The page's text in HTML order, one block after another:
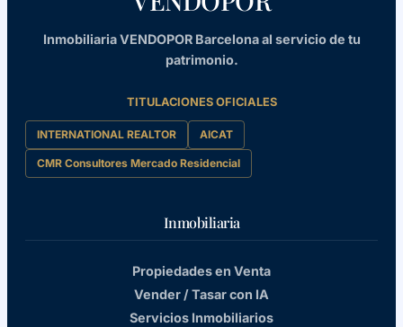
Inmobiliaria VENDOPOR Barcelona al servicio de tu
patrimonio.
TITULACIONES OFICIALES
INTERNATIONAL REALTOR AICAT
CMR Consultores Mercado Residencial
Inmobiliaria
Propiedades en Venta
Vender / Tasar con IA
Servicios Inmobiliarios